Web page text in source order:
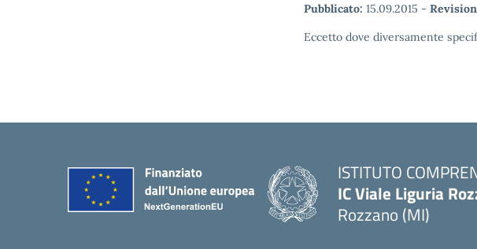
Pubblicato: 15.09.2015 -
Eccetto dove diversamente
ISTITUTO
IC Viale Liguria
Rozzano (MI)